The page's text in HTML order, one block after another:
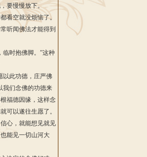
要慢慢放下。
看空就没烦恼了。
听闻佛法才能得到
临时抱佛脚。”这种
以此功德，庄严佛
我们念佛的功德来
福德因缘，这样念
可以遂往生愿了。
心，就能想见就见
能见一切山河大